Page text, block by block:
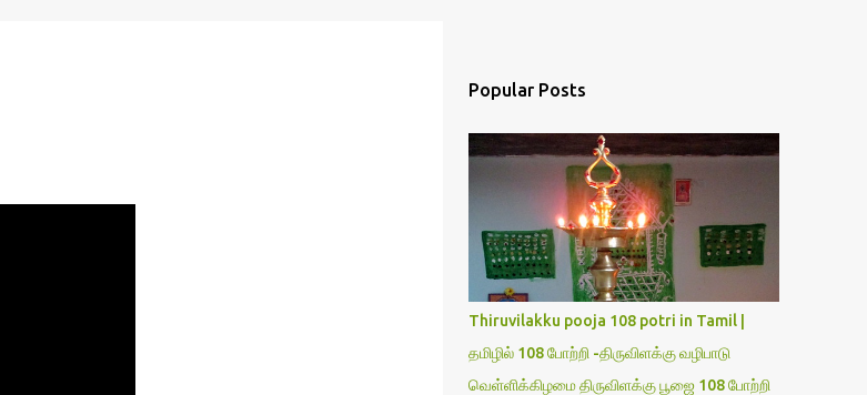
Popular Posts
Thiruvilakku pooja 108 potri in Tamil |
தமிழில் 108 போற்றி -திருவிளக்கு வழிபாடு
வெள்ளிக்கிழமை திருவிளக்கு பூஜை 108 போற்றி